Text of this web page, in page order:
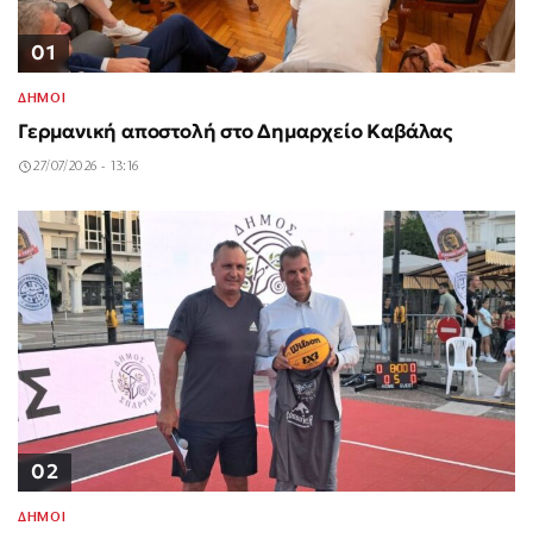
01
ΔΗΜΟΙ
Γερμανική αποστολή στο Δημαρχείο Καβάλας
27/07/2026 - 13:16
02
ΔΗΜΟΙ